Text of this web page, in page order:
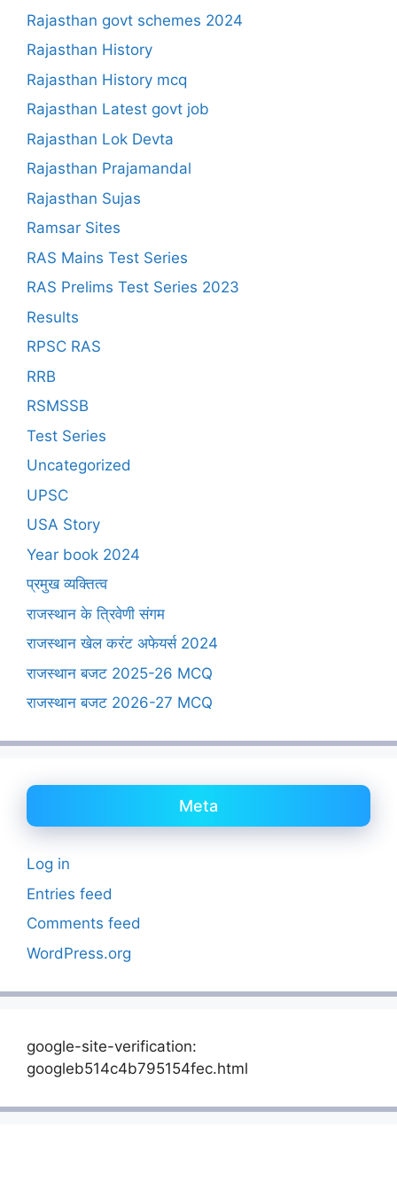
Rajasthan govt schemes 2024
Rajasthan History
Rajasthan History mcq
Rajasthan Latest govt job
Rajasthan Lok Devta
Rajasthan Prajamandal
Rajasthan Sujas
Ramsar Sites
RAS Mains Test Series
RAS Prelims Test Series 2023
Results
RPSC RAS
RRB
RSMSSB
Test Series
Uncategorized
UPSC
USA Story
Year book 2024
प्रमुख व्यक्तित्व
राजस्थान के त्रिवेणी संगम
राजस्थान खेल करंट अफेयर्स 2024
राजस्थान बजट 2025-26 MCQ
राजस्थान बजट 2026-27 MCQ
Meta
Log in
Entries feed
Comments feed
WordPress.org
google-site-verification:
googleb514c4b795154fec.html